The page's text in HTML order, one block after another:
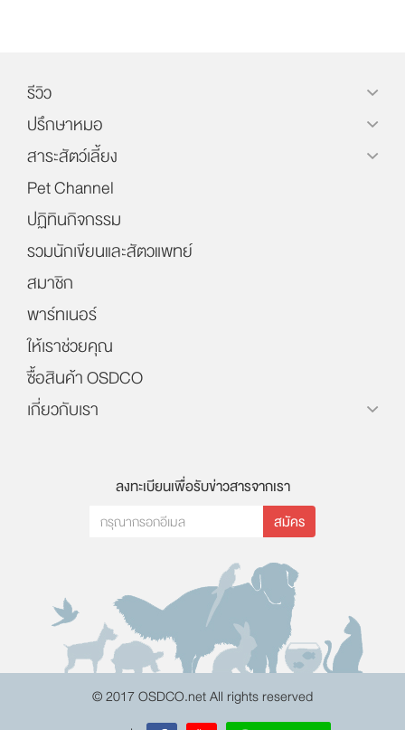
รีวิว
ปรึกษาหมอ
สาระสัตว์เลี้ยง
Pet Channel
ปฏิทินกิจกรรม
รวมนักเขียนและสัตวแพทย์
สมาชิก
พาร์ทเนอร์
ให้เราช่วยคุณ
ซื้อสินค้า OSDCO
เกี่ยวกับเรา
ลงทะเบียนเพื่อรับข่าวสารจากเรา
สมัคร
© 2017 OSDCO.net All rights reserved